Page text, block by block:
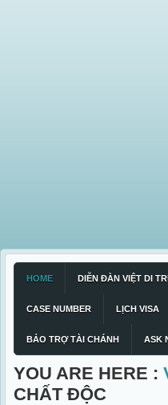
HOME DIỄN ĐÀN VIỆT DI
CASE NUMBER LỊCH VISA
BẢO TRỢ TÀI CHÁNH ASK
YOU ARE HERE :
CHẤT ĐỘC